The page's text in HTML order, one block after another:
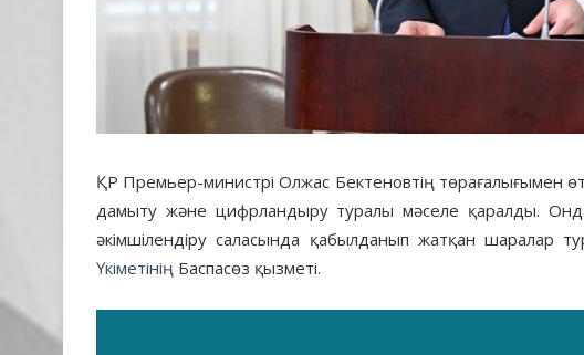
ҚР Премьер-министрі Олжас Бектеновтің төрағалығымен
дамыту және цифрландыру туралы мәселе қаралды.
әкімшілендіру саласында қабылданып жатқан шаралар
Үкіметінің Баспасөз қызметі.